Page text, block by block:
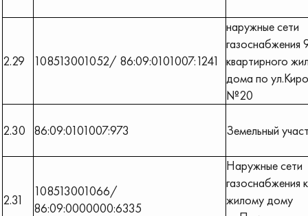
2.29 108513001052/ 86:09:0101007:1241
наружные сети
газоснабжения
квартирного
дома по
№20
2.30 86:09:0101007:973 Земельный
2.31
108513001066/
86:09:0000000:6335
Наружные сети
газоснабжения к
жилому дому